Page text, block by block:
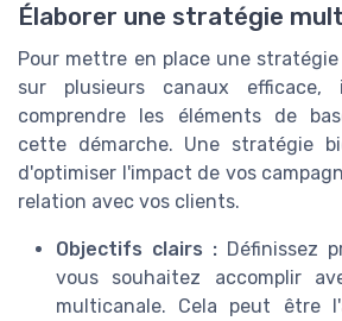
Élaborer une stratégie
Pour mettre en place une
sur plusieurs canaux
comprendre les éléments de
cette démarche. Une stratégie
d'optimiser l'impact de vos
relation avec vos clients.
Objectifs clairs : Définissez
vous souhaitez accomplir
multicanale. Cela peut être